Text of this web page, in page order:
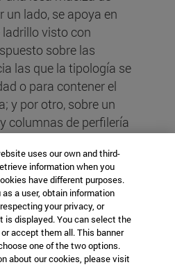
un lado, se apoya en
visto con
sobre las
las que la tipología se
o para contener el
y por otro, sobre un
columnas de perfilería
las que la tipología se
relación con el
la obra es el resultado
reflexiones respecto
emplaza, a la
de conjunto y
uses our own and third-
information when you
have different purposes.
a user, obtain information
your privacy, or
is displayed. You can select the
accept them all. This banner
one of the two options.
about our cookies, please visit